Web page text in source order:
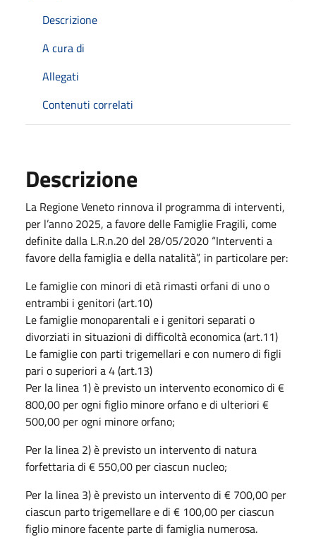
Descrizione
A cura di
Allegati
Contenuti correlati
Descrizione
La Regione Veneto rinnova il programma di interventi,
per l’anno 2025, a favore delle Famiglie Fragili, come
definite dalla L.R.n.20 del 28/05/2020 “Interventi a
favore della famiglia e della natalità”, in particolare per:
Le famiglie con minori di età rimasti orfani di uno o
entrambi i genitori (art.10)
Le famiglie monoparentali e i genitori separati o
divorziati in situazioni di difficoltà economica (art.11)
Le famiglie con parti trigemellari e con numero di figli
pari o superiori a 4 (art.13)
Per la linea 1) è previsto un intervento economico di €
800,00 per ogni figlio minore orfano e di ulteriori €
500,00 per ogni minore orfano;
Per la linea 2) è previsto un intervento di natura
forfettaria di € 550,00 per ciascun nucleo;
Per la linea 3) è previsto un intervento di € 700,00 per
ciascun parto trigemellare e di € 100,00 per ciascun
figlio minore facente parte di famiglia numerosa.